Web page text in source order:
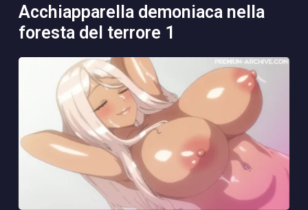
acchiapparella demoniaca nella
foresta del terrore 1